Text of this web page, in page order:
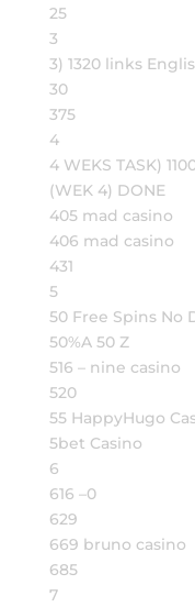
25
3
3) 1320 links
30
375
4
4 WEKS TASK)
(WEK 4) DONE
405 mad casino
406 mad casino
431
5
50 Free Spins No
50%A 50 Z
516 – nine casino
520
55 HappyHugo
5bet Casino
6
616 –0
629
669 bruno casino
685
7